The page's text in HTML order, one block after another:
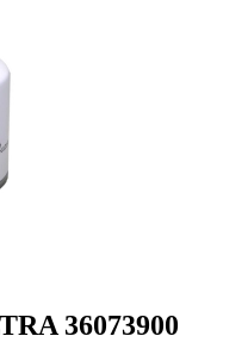
36073900